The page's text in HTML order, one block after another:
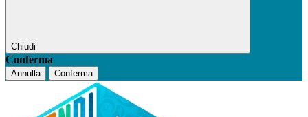
Chiudi
Conferma
Annulla Conferma